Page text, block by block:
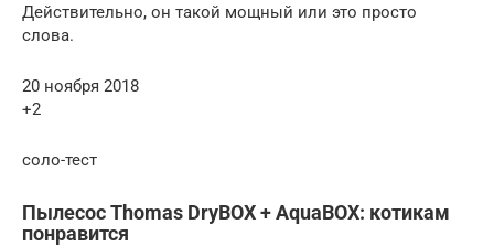
Действительно, он такой мощный или это просто
слова.
20 ноября 2018
+2
соло-тест
Пылесос Thomas DryBOX + AquaBOX: котикам
понравится